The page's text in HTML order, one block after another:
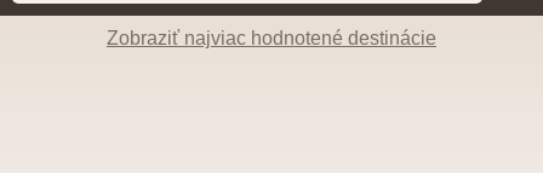
Zobraziť najviac hodnotené destinácie